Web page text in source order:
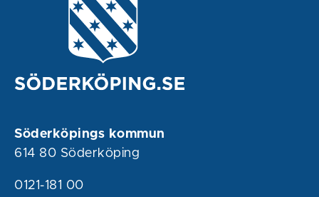
Söderköpings kommun
614 80 Söderköping
0121-181 00